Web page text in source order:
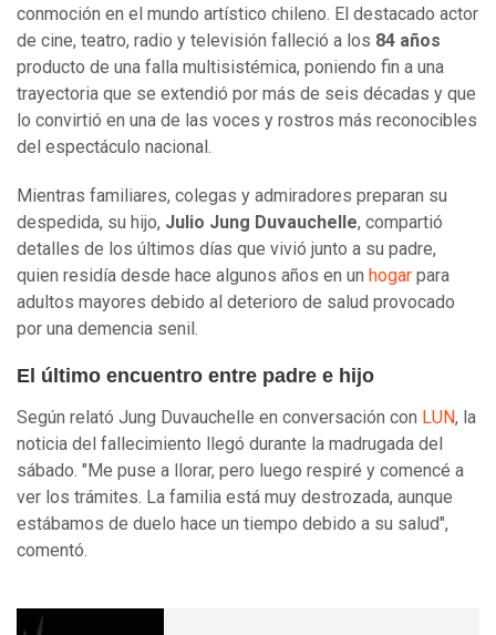
conmoción en el mundo artístico chileno. El destacado actor
de cine, teatro, radio y televisión falleció a los 84 años
producto de una falla multisistémica, poniendo fin a una
trayectoria que se extendió por más de seis décadas y que
lo convirtió en una de las voces y rostros más reconocibles
del espectáculo nacional.
Mientras familiares, colegas y admiradores preparan su
despedida, su hijo, Julio Jung Duvauchelle, compartió
detalles de los últimos días que vivió junto a su padre,
quien residía desde hace algunos años en un hogar para
adultos mayores debido al deterioro de salud provocado
por una demencia senil.
El último encuentro entre padre e hijo
Según relató Jung Duvauchelle en conversación con LUN, la
noticia del fallecimiento llegó durante la madrugada del
sábado. "Me puse a llorar, pero luego respiré y comencé a
ver los trámites. La familia está muy destrozada, aunque
estábamos de duelo hace un tiempo debido a su salud",
comentó.